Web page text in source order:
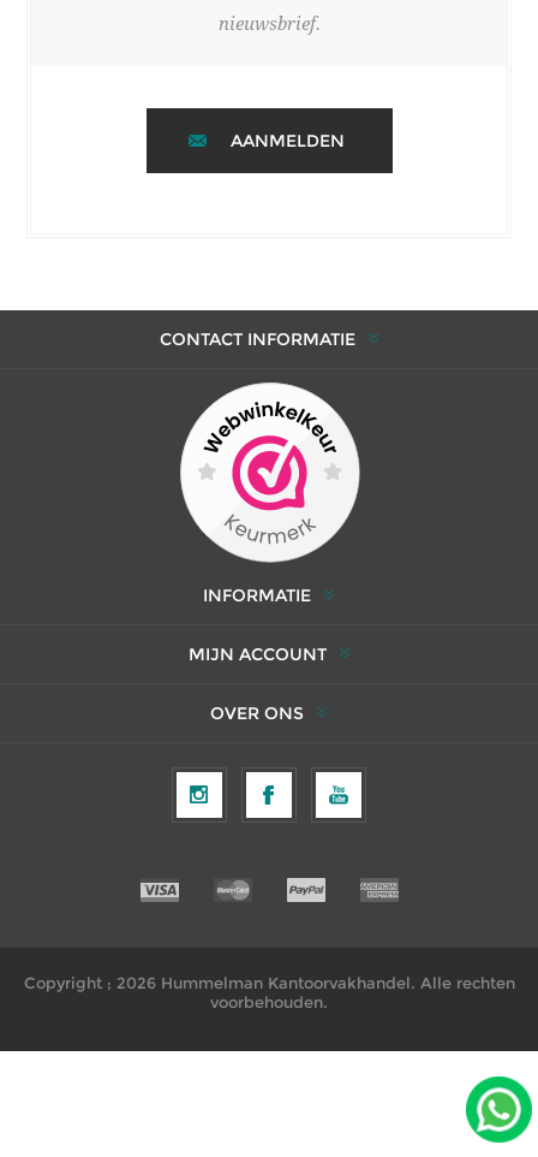
nieuwsbrief.
AANMELDEN
CONTACT INFORMATIE
INFORMATIE
MIJN ACCOUNT
OVER ONS
Copyright ; 2026 Hummelman Kantoorvakhandel. Alle rechten
voorbehouden.